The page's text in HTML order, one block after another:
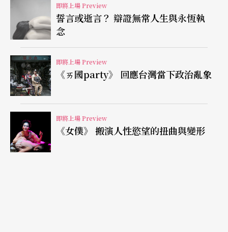
《祭火廟》、阿德勒《皇家宮廷之樂》、達斯《史
麗絲提》、法蘭克《萬歲！現代印加帝國指南》，
及梅崎康次郎的《界內界外》。
在對彼此音樂傳統完全陌生的情況下，對於節奏、
和聲與樂句等細節的處理，必須在短時間內完成不
同音樂元素的碰撞、迥異音樂語言的對話。馬友友
說：「當陌生人相遇時會發生什麼事呢？『絲路』
就是答案。」這不是民族音樂學的研究，作為一種
即將上場 Preview
誓言或逝言？ 辯證無常人生與永恆執
念
即將上場 Preview
《ㄞ國party》 回應台灣當下政治亂象
即將上場 Preview
《女僕》 搬演人性慾望的扭曲與變形